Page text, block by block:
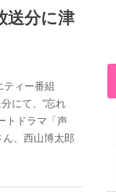
送分に津
ティー番組
にて、“忘れ
トドラマ「声
、西山博太郎